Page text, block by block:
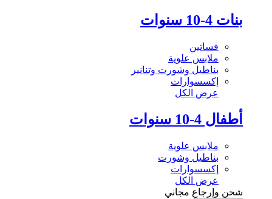
بنات 4-10 سنوات
فساتين
ملابس علوية
بناطيل وشورت وتنانير
إكسسوارات
عرض الكل
أطفال 4-10 سنوات
ملابس علوية
بناطيل وشورت
إكسسوارات
عرض الكل
شحن وإرجاع مجاني